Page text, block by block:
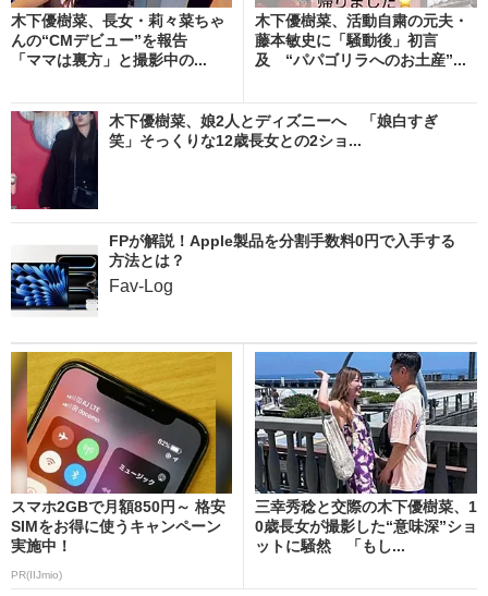
木下優樹菜、長女・莉々菜ちゃ
んの“CMデビュー”を報告
「ママは裏方」と撮影中の...
木下優樹菜、活動自粛の元夫・
藤本敏史に「騒動後」初言
及 “パパゴリラへのお土産”...
木下優樹菜、娘2人とディズニーへ 「娘白すぎ
笑」そっくりな12歳長女との2ショ...
FPが解説！Apple製品を分割手数料0円で入手する
方法とは？
Fav-Log
スマホ2GBで月額850円～ 格安
SIMをお得に使うキャンペーン
実施中！
PR(IIJmio)
三幸秀稔と交際の木下優樹菜、1
0歳長女が撮影した“意味深”ショ
ットに騒然 「もし...